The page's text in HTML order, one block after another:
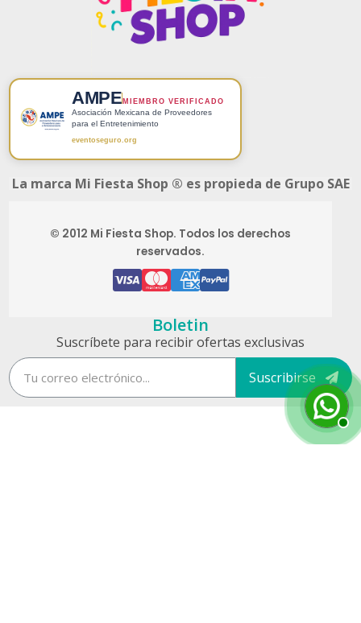
AMPE MIEMBRO VERIFICADO
Asociación Mexicana de Proveedores
para el Entretenimiento
eventoseguro.org
La marca Mi Fiesta Shop ® es propieda de Grupo SAE
© 2012 Mi Fiesta Shop. Todos los derechos
reservados.
Boletin
Suscríbete para recibir ofertas exclusivas
Suscribirse